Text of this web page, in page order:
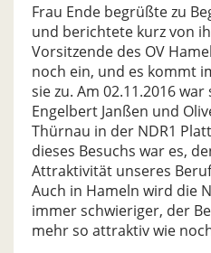
Frau Ende begrüßte zu
und berichtete kurz von
Vorsitzende des OV
noch ein, und es kommt
sie zu. Am 02.11.2016
Engelbert Janßen und
Thürnau in der NDR1
dieses Besuchs war es,
Attraktivität unseres
Auch in Hameln wird die
immer schwieriger, der
mehr so attraktiv wie